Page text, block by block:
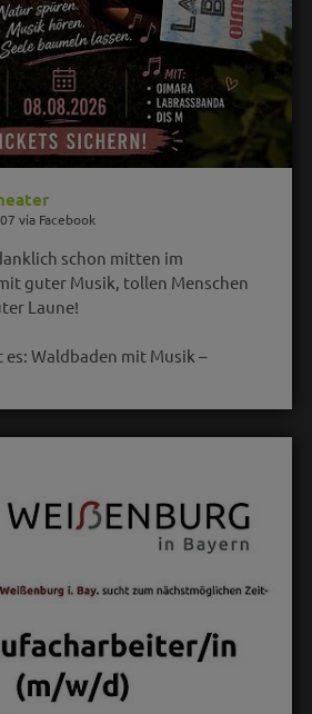
via Facebook
schon mitten im
guter Musik, tollen Menschen
Laune!
es: Waldbaden mit Musik –